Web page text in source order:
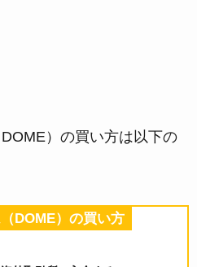
）の買い方は以下の
DOME）の買い方